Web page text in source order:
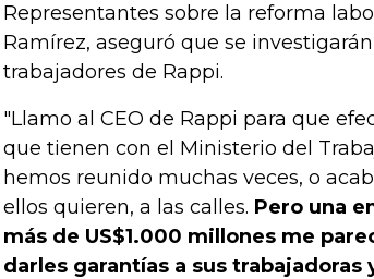
Representantes sobre la reforma
Ramírez, aseguró que se
trabajadores de Rappi.
"Llamo al CEO de Rappi para que
que tienen con el Ministerio del
hemos reunido muchas veces, o
ellos quieren, a las calles. Pero una
más de US$1.000 millones me
darles garantías a sus trabajadoras